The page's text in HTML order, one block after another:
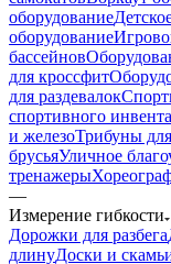
оборудование
оборудование
бассейнов
для кроссфит
для раздевалок
спортивного
и железоТрибуны
брусьяУличное
тренажеры
—
Измерение гибкости
Дорожки для разбега
длинуДоски и